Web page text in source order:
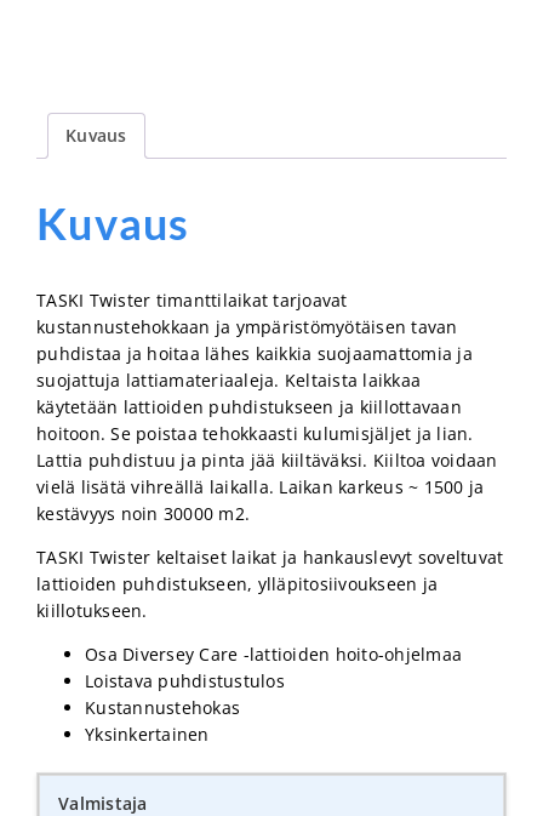
Kuvaus
Kuvaus
TASKI Twister timanttilaikat tarjoavat
kustannustehokkaan ja ympäristömyötäisen tavan
puhdistaa ja hoitaa lähes kaikkia suojaamattomia ja
suojattuja lattiamateriaaleja. Keltaista laikkaa
käytetään lattioiden puhdistukseen ja kiillottavaan
hoitoon. Se poistaa tehokkaasti kulumisjäljet ja lian.
Lattia puhdistuu ja pinta jää kiiltäväksi. Kiiltoa voidaan
vielä lisätä vihreällä laikalla. Laikan karkeus ~ 1500 ja
kestävyys noin 30000 m2.
TASKI Twister keltaiset laikat ja hankauslevyt soveltuvat
lattioiden puhdistukseen, ylläpitosiivoukseen ja
kiillotukseen.
Osa Diversey Care -lattioiden hoito-ohjelmaa
Loistava puhdistustulos
Kustannustehokas
Yksinkertainen
Valmistaja